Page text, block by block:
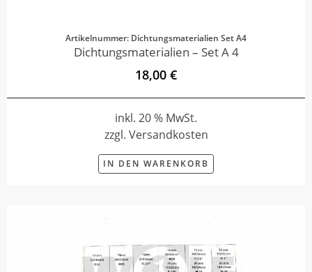
Artikelnummer: Dichtungsmaterialien Set A4
Dichtungsmaterialien – Set A 4
18,00 €
inkl. 20 % MwSt.
zzgl. Versandkosten
IN DEN WARENKORB